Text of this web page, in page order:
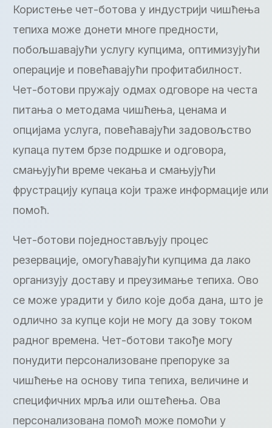
Користење чет-ботова у индустрији чишћења
тепиха може донети многе предности,
побољшавајући услугу купцима, оптимизујући
операције и повећавајући профитабилност.
Чет-ботови пружају одмах одговоре на честа
питања о методама чишћења, ценама и
опцијама услуга, повећавајући задовољство
купаца путем брзе подршке и одговора,
смањујући време чекања и смањујући
фрустрацију купаца који траже информације или
помоћ.
Чет-ботови поједностављују процес
резервације, омогућавајући купцима да лако
организују доставу и преузимање тепиха. Ово
се може урадити у било које доба дана, што је
одлично за купце који не могу да зову током
радног времена. Чет-ботови такође могу
понудити персонализоване препоруке за
чишћење на основу типа тепиха, величине и
специфичних мрља или оштећења. Ова
персонализована помоћ може помоћи у